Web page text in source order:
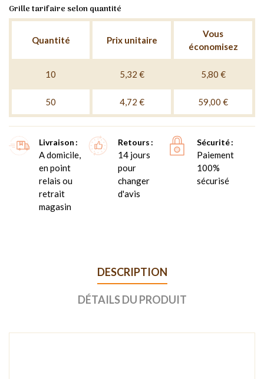
Grille tarifaire selon quantité
Quantité Prix unitaire
Vous
économisez
10 5,32 € 5,80 €
50 4,72 € 59,00 €
Livraison
A domicile,
en point
relais ou
retrait
magasin
Retours
14 jours
pour
changer
d'avis
Sécurité
Paiement
100%
sécurisé
DESCRIPTION
DÉTAILS DU PRODUIT